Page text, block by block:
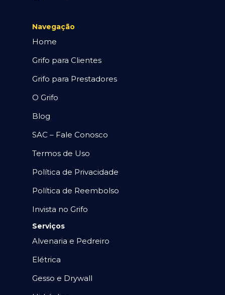
Navegação
Home
Grifo para Clientes
Grifo para Prestadores
O Grifo
Blog
SAC – Fale Conosco
Termos de Uso
Política de Privacidade
Política de Reembolso
Invista no Grifo
Serviços
Alvenaria e Pedreiro
Elétrica
Gesso e Drywall